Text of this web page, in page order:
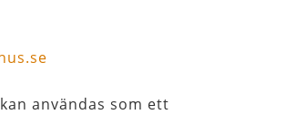
kan användas som ett